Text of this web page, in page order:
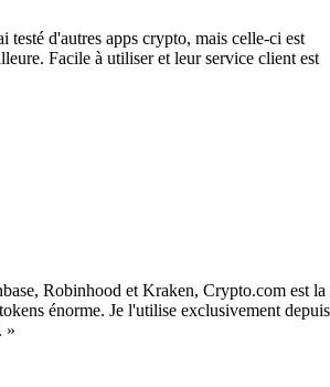
testé d'autres apps crypto, mais celle-ci est
Facile à utiliser et leur service client est
Robinhood et Kraken, Crypto.com est la
énorme. Je l'utilise exclusivement depuis
»